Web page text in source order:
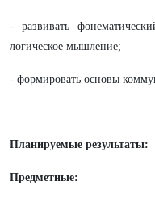
- развивать
логическое мышление;
- формировать основы
Планируемые результаты:
Предметные: